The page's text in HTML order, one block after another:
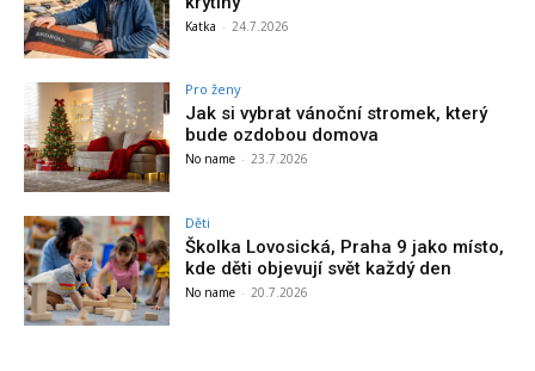
Katka - 24.7.2026
Pro ženy
Jak si vybrat vánoční stromek, který
bude ozdobou domova
No name - 23.7.2026
Děti
Školka Lovosická, Praha 9 jako místo,
kde děti objevují svět každý den
No name - 20.7.2026